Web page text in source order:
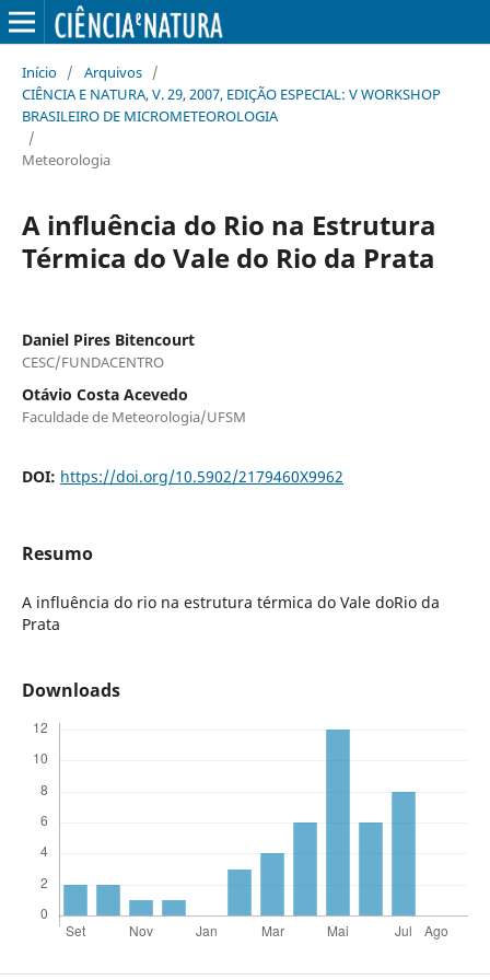
Início / Arquivos /
CIÊNCIA E NATURA, V. 29, 2007, EDIÇÃO ESPECIAL: V WORKSHOP
BRASILEIRO DE MICROMETEOROLOGIA
/
Meteorologia
A influência do Rio na Estrutura
Térmica do Vale do Rio da Prata
Daniel Pires Bitencourt
CESC/FUNDACENTRO
Otávio Costa Acevedo
Faculdade de Meteorologia/UFSM
DOI: https://doi.org/10.5902/2179460X9962
Resumo
A influência do rio na estrutura térmica do Vale doRio da
Prata
Downloads